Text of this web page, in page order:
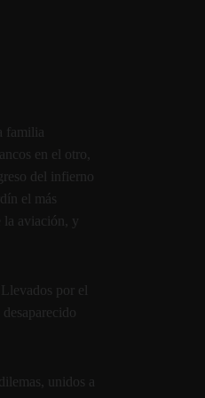
familia
en el otro,
del infierno
el más
la aviación, y
por el
unidos a